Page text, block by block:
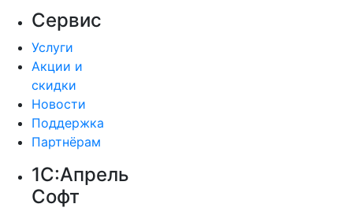
Сервис
Услуги
Акции и
скидки
Новости
Поддержка
Партнёрам
1С:Апрель
Софт